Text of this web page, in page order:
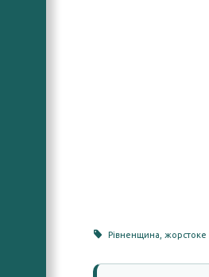
Рівненщина